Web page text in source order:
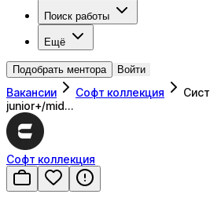
Поиск работы
Ещё
Подобрать ментора Войти
Вакансии Софт коллекция
junior+/mid…
Софт коллекция